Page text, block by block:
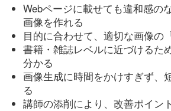
Webページに載せても違和感の
画像を作れる
目的に合わせて、適切な画像の
書籍・雑誌レベルに近づけるた
分かる
画像生成に時間をかけすぎず、
る
講師の添削により、改善ポイン